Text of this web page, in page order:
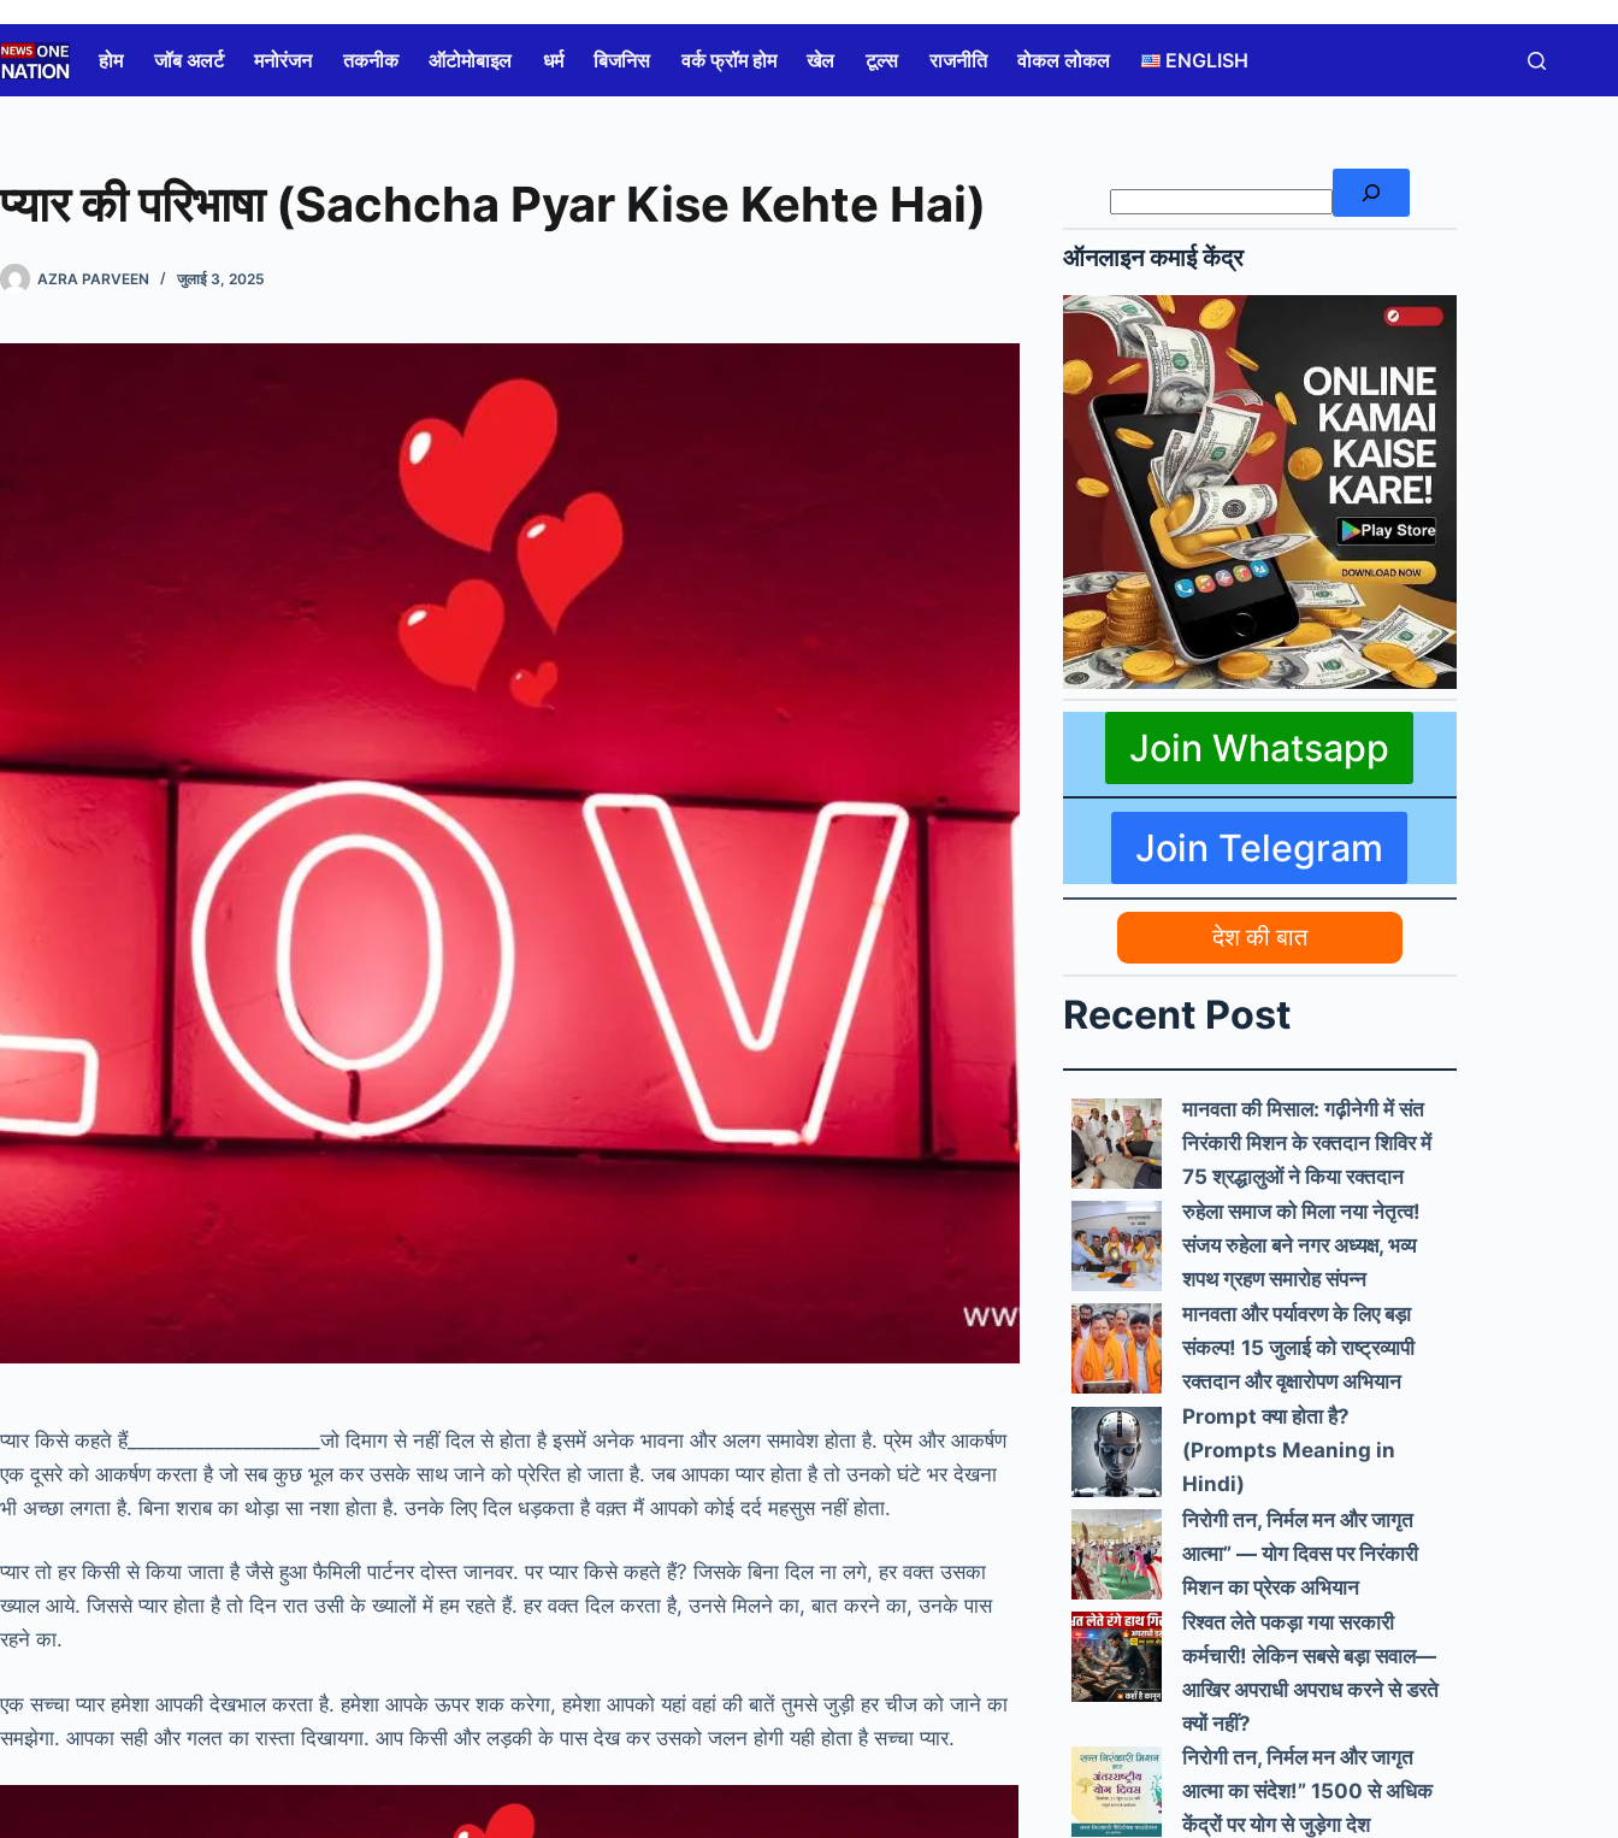
to
content
होम जॉब अलर्ट मनोरंजन तकनीक ऑटोमोबाइल धर्म बिजनिस वर्क फ्रॉम होम खेल टूल्स राजनीति वोकल लोकल ENGLISH
प्यार की परिभाषा (Sachcha Pyar Kise Kehte Hai)
AZRA PARVEEN जुलाई 3, 2025
प्यार किसे कहते हैं____________________जो दिमाग से नहीं दिल से होता है इसमें अनेक भावना और अलग समावेश होता है. प्रेम और आकर्षण
एक दूसरे को आकर्षण करता है जो सब कुछ भूल कर उसके साथ जाने को प्रेरित हो जाता है. जब आपका प्यार होता है तो उनको घंटे भर देखना
भी अच्छा लगता है. बिना शराब का थोड़ा सा नशा होता है. उनके लिए दिल धड़कता है वक़्त मैं आपको कोई दर्द महसुस नहीं होता.
प्यार तो हर किसी से किया जाता है जैसे हुआ फैमिली पार्टनर दोस्त जानवर. पर प्यार किसे कहते हैं? जिसके बिना दिल ना लगे, हर वक्त उसका
ख्याल आये. जिससे प्यार होता है तो दिन रात उसी के ख्यालों में हम रहते हैं. हर वक्त दिल करता है, उनसे मिलने का, बात करने का, उनके पास
रहने का.
एक सच्चा प्यार हमेशा आपकी देखभाल करता है. हमेशा आपके ऊपर शक करेगा, हमेशा आपको यहां वहां की बातें तुमसे जुड़ी हर चीज को जाने का
समझेगा. आपका सही और गलत का रास्ता दिखायगा. आप किसी और लड़की के पास देख कर उसको जलन होगी यही होता है सच्चा प्यार.
ऑनलाइन कमाई केंद्र
Join Whatsapp
Join Telegram
देश की बात
Recent Post
मानवता की मिसाल: गढ़ीनेगी में संत
निरंकारी मिशन के रक्तदान शिविर में
75 श्रद्धालुओं ने किया रक्तदान
रुहेला समाज को मिला नया नेतृत्व!
संजय रुहेला बने नगर अध्यक्ष, भव्य
शपथ ग्रहण समारोह संपन्न
मानवता और पर्यावरण के लिए बड़ा
संकल्प! 15 जुलाई को राष्ट्रव्यापी
रक्तदान और वृक्षारोपण अभियान
Prompt क्या होता है?
(Prompts Meaning in
Hindi)
निरोगी तन, निर्मल मन और जागृत
आत्मा” — योग दिवस पर निरंकारी
मिशन का प्रेरक अभियान
रिश्वत लेते पकड़ा गया सरकारी
कर्मचारी! लेकिन सबसे बड़ा सवाल—
आखिर अपराधी अपराध करने से डरते
क्यों नहीं?
निरोगी तन, निर्मल मन और जागृत
आत्मा का संदेश!” 1500 से अधिक
केंद्रों पर योग से जुड़ेगा देश